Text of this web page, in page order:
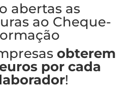
abertas as
ao Cheque-
obterem
por cada
!